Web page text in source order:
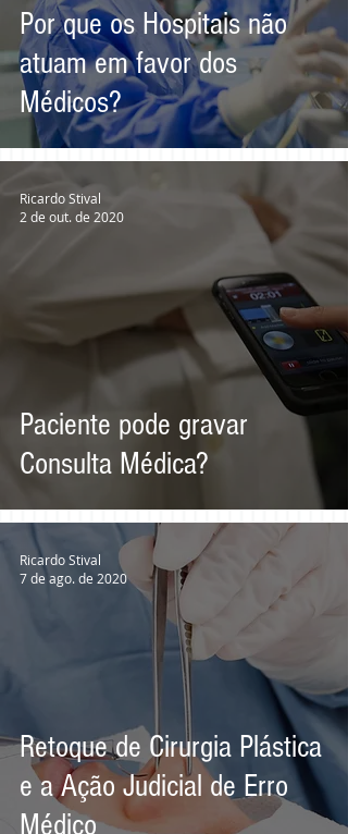
Por que os Hospitais não
atuam em favor dos
Médicos?
Paciente pode gravar
Consulta Médica?
Ricardo Stival
2 de out. de 2020
Retoque de Cirurgia Plástica
e a Ação Judicial de Erro
Médico
Ricardo Stival
7 de ago. de 2020